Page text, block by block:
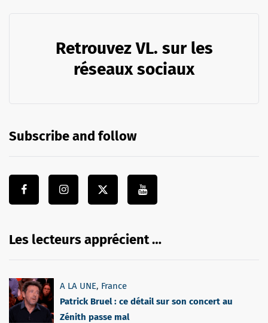
Retrouvez VL. sur les
réseaux sociaux
Subscribe and follow
Les lecteurs apprécient …
A LA UNE, France
Patrick Bruel : ce détail sur son concert au
Zénith passe mal